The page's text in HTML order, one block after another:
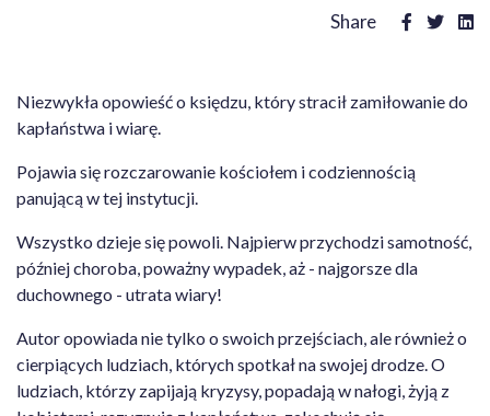
Share
Niezwykła opowieść o księdzu, który stracił zamiłowanie do
kapłaństwa i wiarę.
Pojawia się rozczarowanie kościołem i codziennością
panującą w tej instytucji.
Wszystko dzieje się powoli. Najpierw przychodzi samotność,
później choroba, poważny wypadek, aż - najgorsze dla
duchownego - utrata wiary!
Autor opowiada nie tylko o swoich przejściach, ale również o
cierpiących ludziach, których spotkał na swojej drodze. O
ludziach, którzy zapijają kryzysy, popadają w nałogi, żyją z